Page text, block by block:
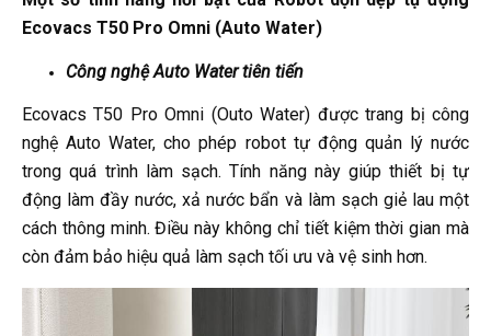
Ecovacs T50 Pro Omni (Auto Water)
Công nghệ Auto Water tiên tiến
Ecovacs T50 Pro Omni (Outo Water) được trang bị công
nghệ Auto Water, cho phép robot tự động quản lý nước
trong quá trình làm sạch. Tính năng này giúp thiết bị tự
động làm đầy nước, xả nước bẩn và làm sạch giẻ lau một
cách thông minh. Điều này không chỉ tiết kiệm thời gian mà
còn đảm bảo hiệu quả làm sạch tối ưu và vệ sinh hơn.